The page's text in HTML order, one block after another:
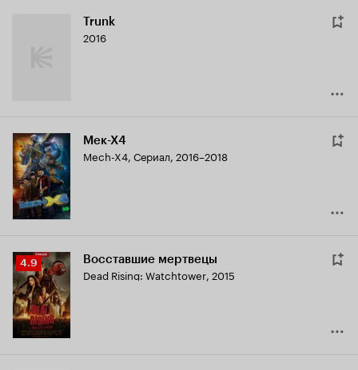
Trunk
2016
Мек-Х4
Mech-X4, Сериал, 2016–2018
Рейтинг
Кинопоиска
4.9
4.9 Восставшие мертвецы
Dead Rising: Watchtower, 2015